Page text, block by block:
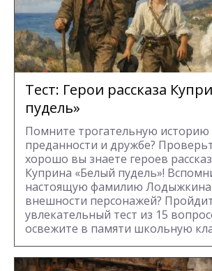
Тест: Герои рассказа
пудель»
Помните трогательную историю
преданности и дружбе?
хорошо вы знаете героев
Куприна «Белый пудель»!
настоящую фамилию Лодыжкина
внешности персонажей?
увлекательный тест из 15
освежите в памяти школьную